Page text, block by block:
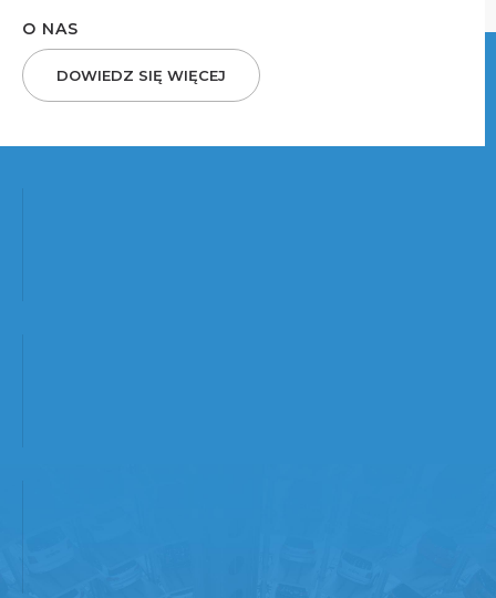
O NAS
DOWIEDZ SIĘ WIĘCEJ